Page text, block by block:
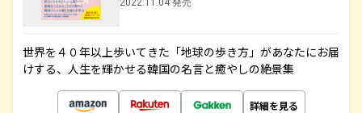
2022.11.04 発売
世界を４０年以上歩いてきた「地球の歩き方」があなたにお届
けする、人生を輝かせる韓国の名言と癒やしの絶景集
詳細を見る